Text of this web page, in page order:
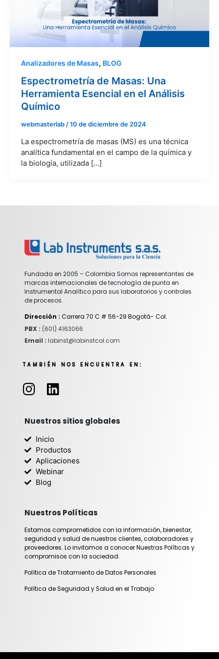
Analizadores de Masas, BLOG
Espectrometría de Masas: Una
Herramienta Esencial en el Análisis
Químico
webmasterlab/10 de diciembre de 2024
La espectrometría de masas (MS) es una técnica
analítica fundamental en el campo de la química y
la biología, utilizada […]
Fundada en 2005 – Colombia Somos representantes de
marcas internacionales de tecnología de punta en
Instrumental Analítico para sus laboratorios y controles
de procesos.
Dirección : Carrera 70 C # 56-29 Bogotá- Col.
PBX : (601) 4163066
Email : labinst@labinstcol.com
TAMBIÉN NOS ENCUENTRA EN:
I
n
t
a
g
r
a
L
i
k
e
d
i
n
Nuestros sitios globales
Inicio
Productos
Aplicaciones
Webinar
Blog
Nuestros Políticas
Estamos comprometidos con la información, bienestar,
seguridad y salud de nuestros clientes, colaboradores y
proveedores. Lo invitamos a conocer Nuestras Políticas y
compromisos con la sociedad.
Política de Tratamiento de Datos Personales
Política de Seguridad y Salud en el Trabajo